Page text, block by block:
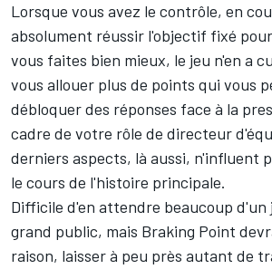
Lorsque vous avez le contrôle, en
absolument réussir l'objectif fixé
vous faites bien mieux, le jeu n'en a
vous allouer plus de points qui vous
débloquer des réponses face à la
cadre de votre rôle de directeur
derniers aspects, là aussi, n'influent
le cours de l'histoire principale.
Difficile d'en attendre beaucoup d'un
grand public, mais Braking Point
raison, laisser à peu près autant de